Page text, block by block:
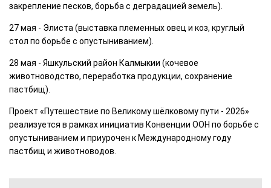
закрепление песков, борьба с деградацией земель).
27 мая - Элиста (выставка племенных овец и коз, круглый
стол по борьбе с опустыниванием).
28 мая - Яшкульский район Калмыкии (кочевое
животноводство, переработка продукции, сохранение
пастбищ).
Проект «Путешествие по Великому шёлковому пути - 2026»
реализуется в рамках инициатив Конвенции ООН по борьбе с
опустыниванием и приурочен к Международному году
пастбищ и животноводов.